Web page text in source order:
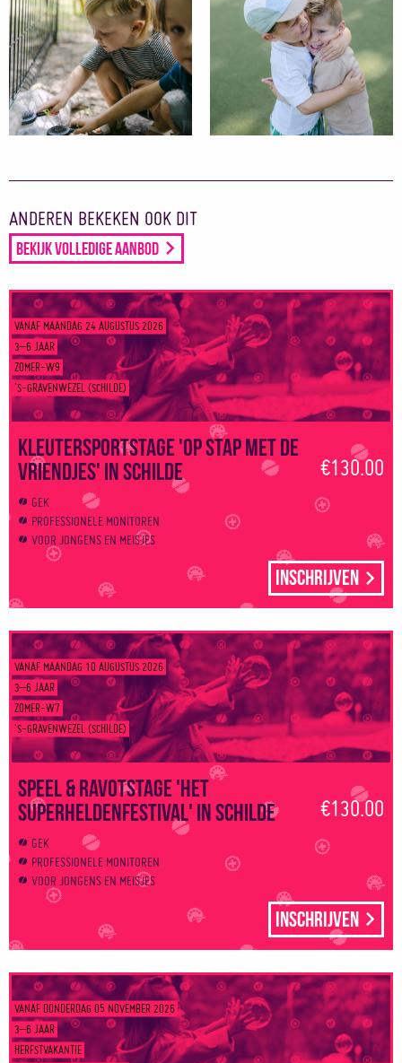
ANDEREN BEKEKEN OOK DIT
Bekijk volledige aanbod
VANAF MAANDAG 24 AUGUSTUS 2026
3–6 JAAR
ZOMER-W9
’S-GRAVENWEZEL (SCHILDE)
Kleutersportstage 'Op stap met de
vriendjes' in Schilde
€130.00
GEK
PROFESSIONELE MONITOREN
VOOR JONGENS EN MEISJES
Inschrijven
VANAF MAANDAG 10 AUGUSTUS 2026
3–6 JAAR
ZOMER-W7
’S-GRAVENWEZEL (SCHILDE)
Speel & Ravotstage 'Het
superheldenfestival' in Schilde
€130.00
GEK
PROFESSIONELE MONITOREN
VOOR JONGENS EN MEISJES
Inschrijven
VANAF DONDERDAG 05 NOVEMBER 2026
3–6 JAAR
HERFSTVAKANTIE